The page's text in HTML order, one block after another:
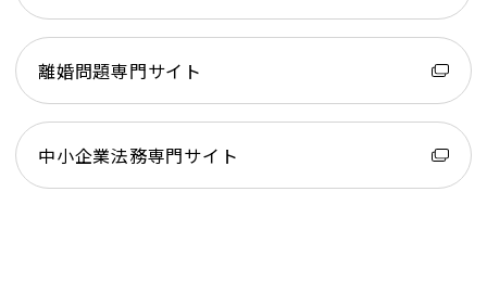
離婚問題専門サイト
中小企業法務専門サイト